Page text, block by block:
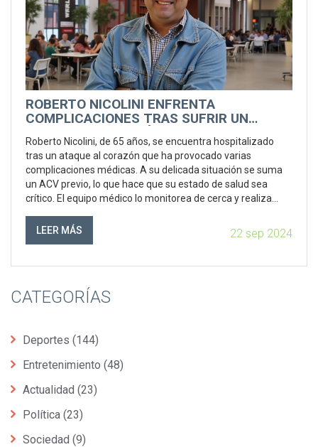
ROBERTO NICOLINI ENFRENTA
COMPLICACIONES TRAS SUFRIR UN
Roberto Nicolini, de 65 años, se encuentra hospitalizado
tras un ataque al corazón que ha provocado varias
complicaciones médicas. A su delicada situación se suma
un ACV previo, lo que hace que su estado de salud sea
crítico. El equipo médico lo monitorea de cerca y realiza
LEER MÁS
22 sep 2024
CATEGORÍAS
Deportes (144)
Entretenimiento (48)
Actualidad (23)
Política (23)
Sociedad (9)